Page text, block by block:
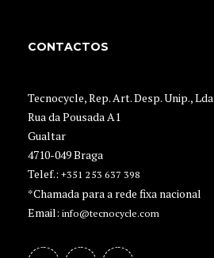
CONTACTOS
Tecnocycle, Rep. Art. Desp. Unip., Lda
Rua da Pousada A1
Gualtar
4710-049 Braga
Telef.: +351 253 637 398
*Chamada para a rede fixa nacional
Email: info@tecnocycle.com